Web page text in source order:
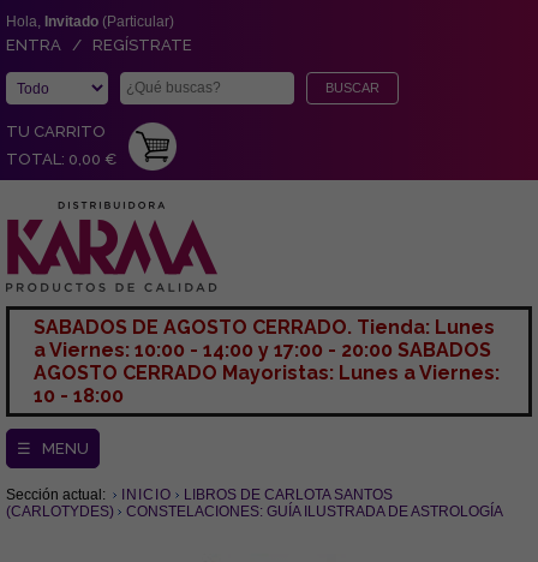
Hola, Invitado (Particular)
ENTRA / REGÍSTRATE
TU CARRITO
TOTAL: 0,00 €
SABADOS DE AGOSTO CERRADO. Tienda: Lunes
a Viernes: 10:00 - 14:00 y 17:00 - 20:00 SABADOS
AGOSTO CERRADO Mayoristas: Lunes a Viernes:
10 - 18:00
☰ MENU
Sección actual: INICIO
LIBROS DE CARLOTA SANTOS
(CARLOTYDES)
CONSTELACIONES: GUÍA ILUSTRADA DE ASTROLOGÍA